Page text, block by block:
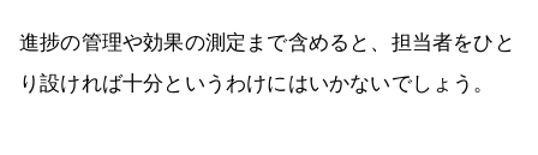
進捗の管理や効果の測定まで含めると、担当者をひと
り設ければ十分というわけにはいかないでしょう。